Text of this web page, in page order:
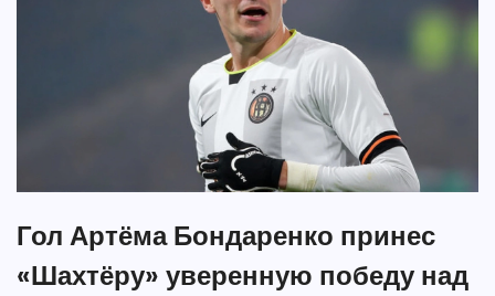
Гол Артёма Бондаренко принес
«Шахтёру» уверенную победу над